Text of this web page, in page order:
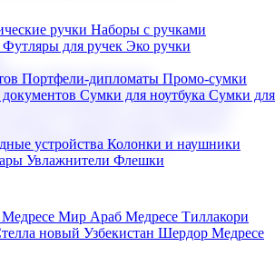
ручки Наборы с ручками
Футляры для ручек Эко ручки
Портфели-дипломаты Промо-сумки
Сумки для ноутбука Сумки для
устройства Колонки и наушники
Увлажнители Флешки
наборы Кошельки
ручекНаборы с аккумуляторами
для воды
Наборы с ежедневниками
наборыЧайные наборы
Медресе Мир Араб Медресе Тиллакори
новый Узбекистан Шердор Медресе